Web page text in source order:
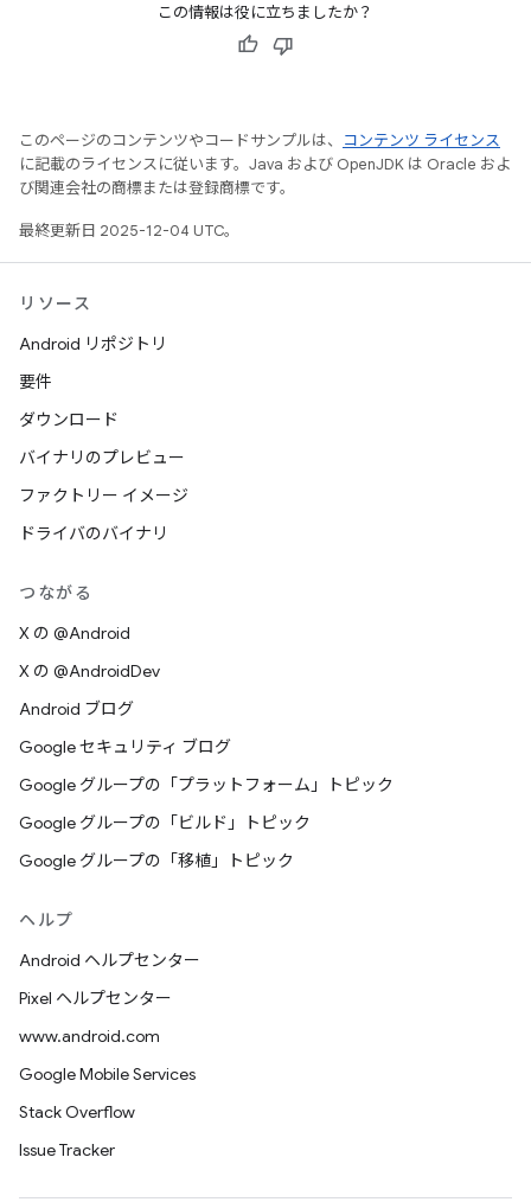
この情報は役に立ちましたか？
このページのコンテンツやコードサンプルは、
コンテンツ ライセンス
に記載のライセンスに従います。Java および OpenJDK は Oracle およ
び関連会社の商標または登録商標です。
最終更新日 2025-12-04 UTC。
リソース
Android リポジトリ
要件
ダウンロード
バイナリのプレビュー
ファクトリー イメージ
ドライバのバイナリ
つながる
X の @Android
X の @AndroidDev
Android ブログ
Google セキュリティ ブログ
Google グループの「プラットフォーム」トピック
Google グループの「ビルド」トピック
Google グループの「移植」トピック
ヘルプ
Android ヘルプセンター
Pixel ヘルプセンター
www.android.com
Google Mobile Services
Stack Overflow
Issue Tracker